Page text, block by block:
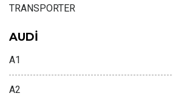
TRANSPORTER
AUDİ
A1
A2